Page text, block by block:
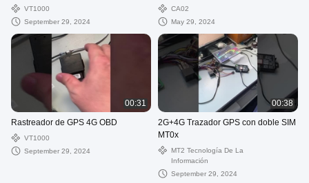
cámara y sensor de combustible
VT1000
September 29, 2024
GPS de vehículos con sensor de
choque
CA02
May 29, 2024
00:31
Rastreador de GPS 4G OBD
VT1000
September 29, 2024
00:38
2G+4G Trazador GPS con doble SIM
MT0x
MT2 Tecnología De La
Información
September 29, 2024